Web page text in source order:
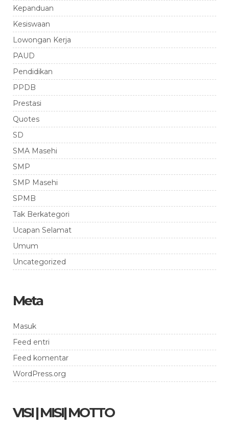
Kepanduan
Kesiswaan
Lowongan Kerja
PAUD
Pendidikan
PPDB
Prestasi
Quotes
SD
SMA Masehi
SMP
SMP Masehi
SPMB
Tak Berkategori
Ucapan Selamat
Umum
Uncategorized
Meta
Masuk
Feed entri
Feed komentar
WordPress.org
VISI | MISI| MOTTO